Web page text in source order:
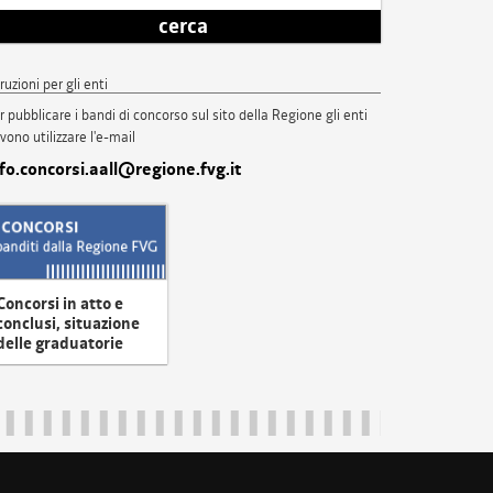
cerca
per gli enti
pubblicare i bandi di concorso sul sito della Regione gli enti
utilizzare l'e-mail
in atto e
situazione
graduatorie